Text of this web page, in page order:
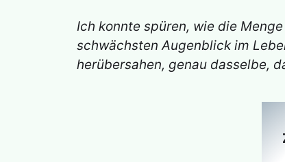
Ich konnte spüren, wie die
schwächsten Augenblick im
herübersahen, genau dasselbe,